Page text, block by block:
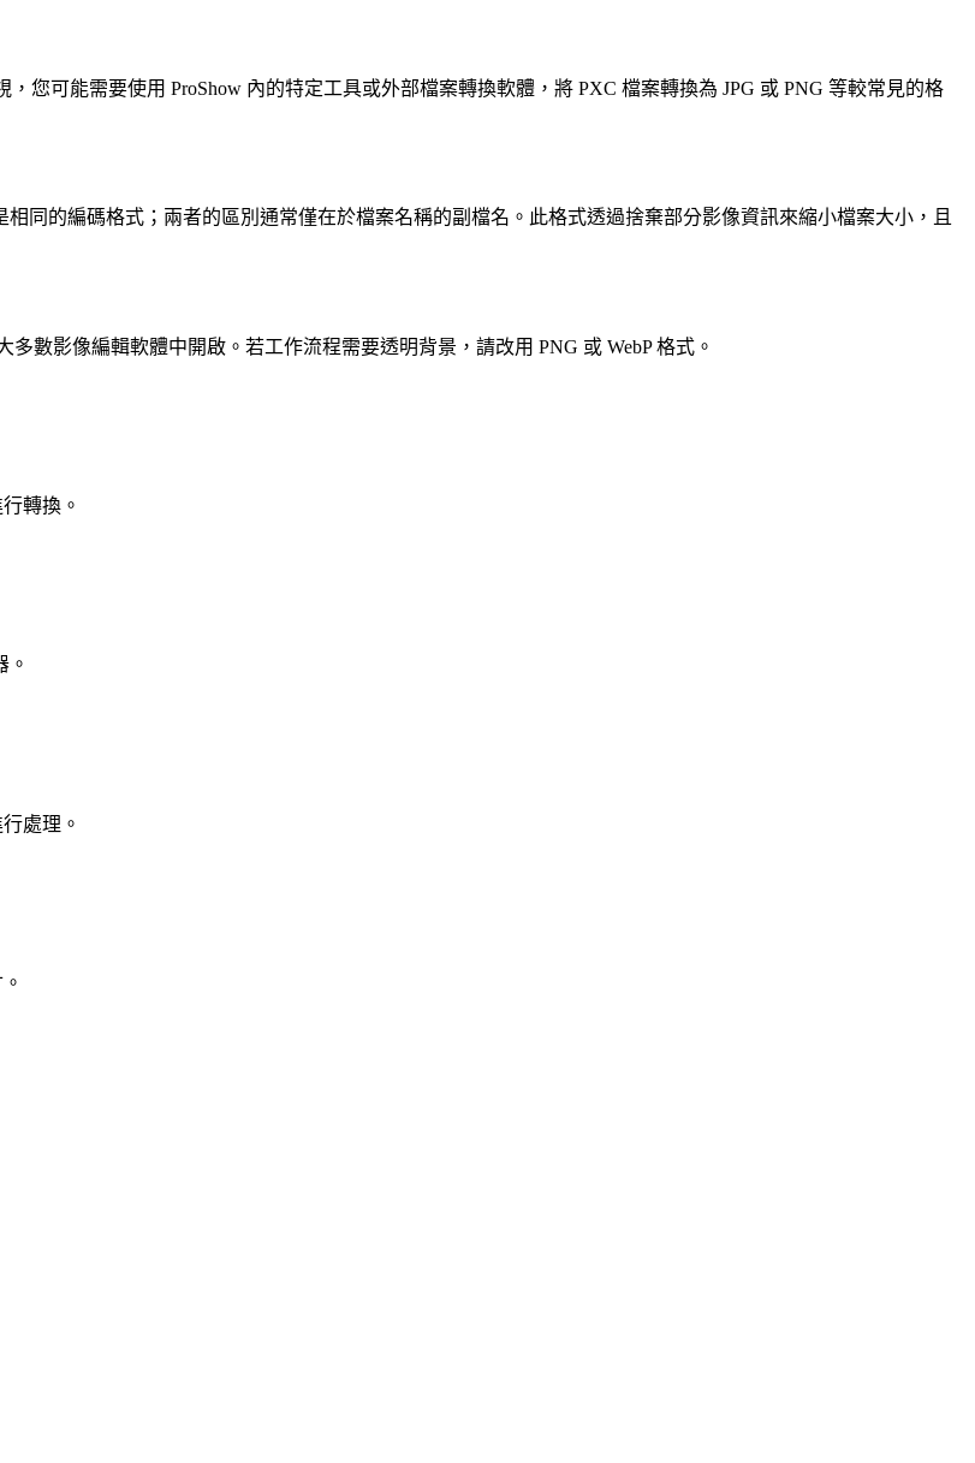
您可能需要使用 ProShow 內的特定工具或外部檔案轉換軟體，將 PXC 檔案轉換為 JPG 或 PNG 等較常見的格
同的編碼格式；兩者的區別通常僅在於檔案名稱的副檔名。此格式透過捨棄部分影像資訊來縮小檔案大小，且
數影像編輯軟體中開啟。若工作流程需要透明背景，請改用 PNG 或 WebP 格式。
轉換。
。
處理。